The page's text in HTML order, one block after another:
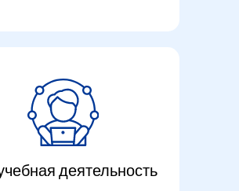
деятельность